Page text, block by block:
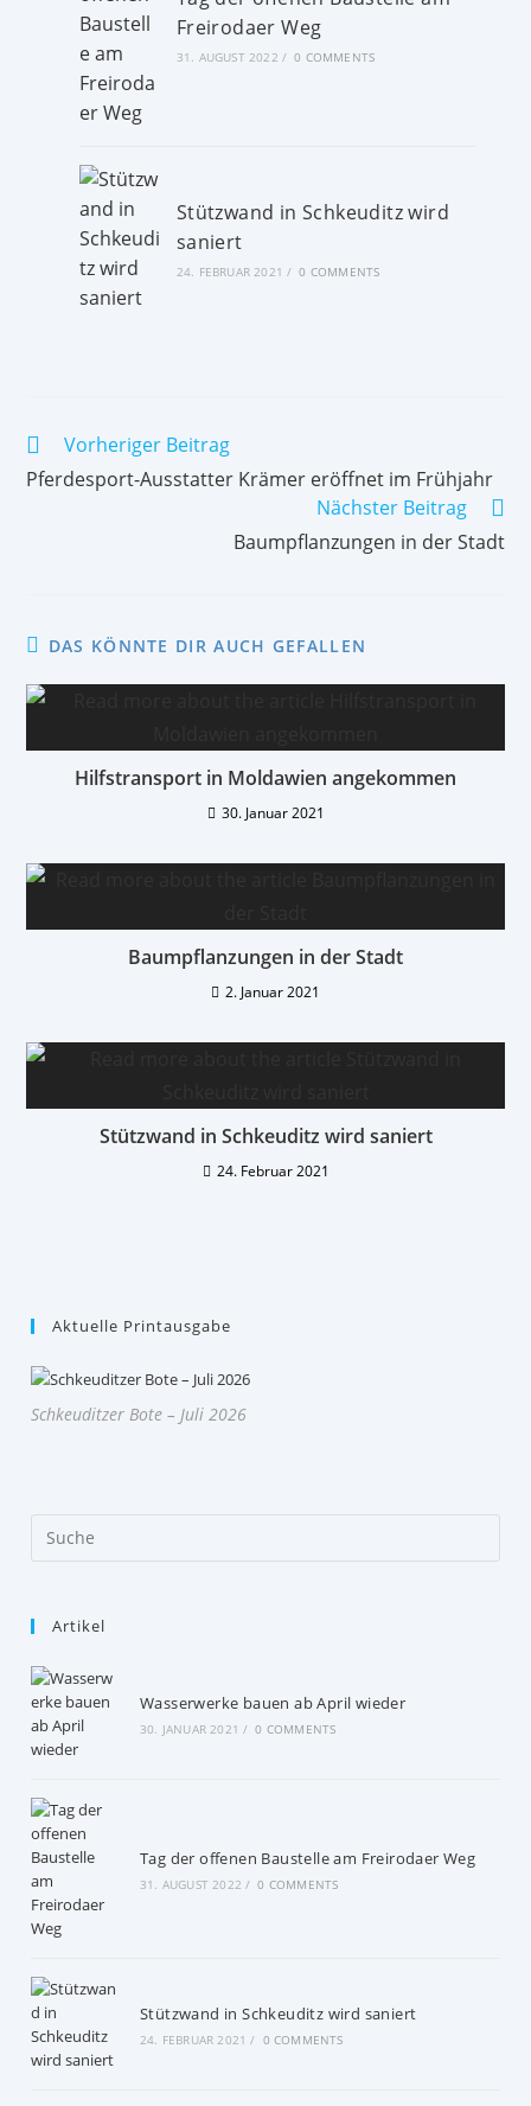
Freirodaer Weg
31. AUGUST 2022 / 0 COMMENTS
Stützwand in Schkeuditz wird
saniert
24. FEBRUAR 2021 / 0 COMMENTS
Vorheriger Beitrag
Pferdesport-Ausstatter Krämer eröffnet im Frühjahr
Nächster Beitrag
Baumpflanzungen in der Stadt
DAS KÖNNTE DIR AUCH GEFALLEN
Hilfstransport in Moldawien angekommen
30. Januar 2021
Baumpflanzungen in der Stadt
2. Januar 2021
Stützwand in Schkeuditz wird saniert
24. Februar 2021
Aktuelle Printausgabe
Schkeuditzer Bote – Juli 2026
Artikel
Wasserwerke bauen ab April wieder
30. JANUAR 2021 / 0 COMMENTS
Tag der offenen Baustelle am Freirodaer Weg
31. AUGUST 2022 / 0 COMMENTS
Stützwand in Schkeuditz wird saniert
24. FEBRUAR 2021 / 0 COMMENTS